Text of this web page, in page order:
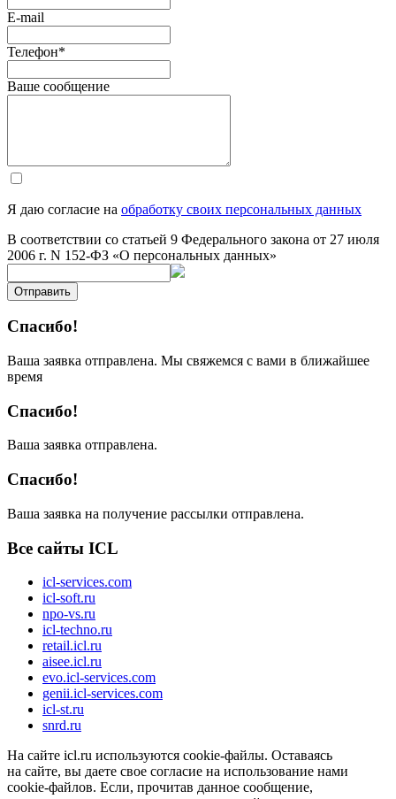
E-mail
Телефон*
Ваше сообщение
Я даю согласие на обработку своих персональных данных
В соответствии со статьей 9 Федерального закона от 27 июля
2006 г. N 152-ФЗ «О персональных данных»
Отправить
Спасибо!
Ваша заявка отправлена. Мы свяжемся с вами в ближайшее
время
Спасибо!
Ваша заявка отправлена.
Спасибо!
Ваша заявка на получение рассылки отправлена.
Все сайты ICL
icl-services.com
icl-soft.ru
npo-vs.ru
icl-techno.ru
retail.icl.ru
aisee.icl.ru
evo.icl-services.com
genii.icl-services.com
icl-st.ru
snrd.ru
На сайте icl.ru используются cookie-файлы. Оставаясь
на сайте, вы даете свое согласие на использование нами
cookie-файлов. Если, прочитав данное сообщение,